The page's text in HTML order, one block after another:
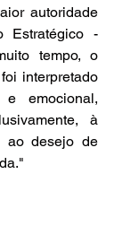
autoridade
Estratégico -
tempo, o
interpretado
emocional,
à
ao desejo de